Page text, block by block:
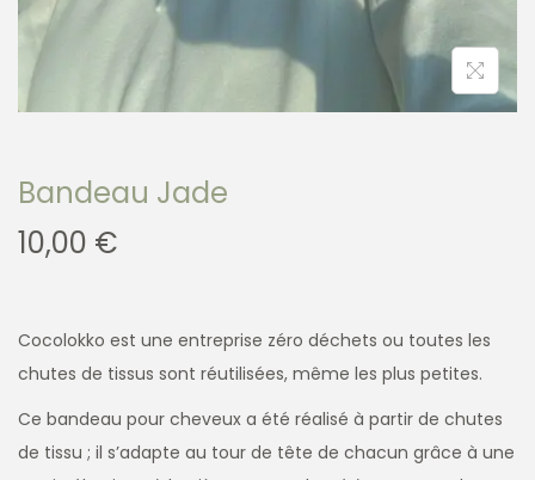
Bandeau Jade
10,00 €
Cocolokko est une entreprise zéro déchets ou toutes les
chutes de tissus sont réutilisées, même les plus petites.
Ce bandeau pour cheveux a été réalisé à partir de chutes
de tissu ; il s’adapte au tour de tête de chacun grâce à une